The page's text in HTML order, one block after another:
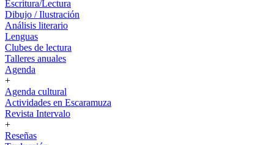
Escritura/Lectura
Dibujo / Ilustración
Análisis literario
Lenguas
Clubes de lectura
Talleres anuales
Agenda
+
Agenda cultural
Actividades en Escaramuza
Revista Intervalo
+
Reseñas